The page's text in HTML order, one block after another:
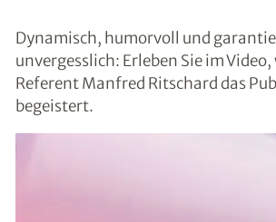
Dynamisch, humorvoll und
unvergesslich: Erleben Sie im
Referent Manfred Ritschard das
begeistert.